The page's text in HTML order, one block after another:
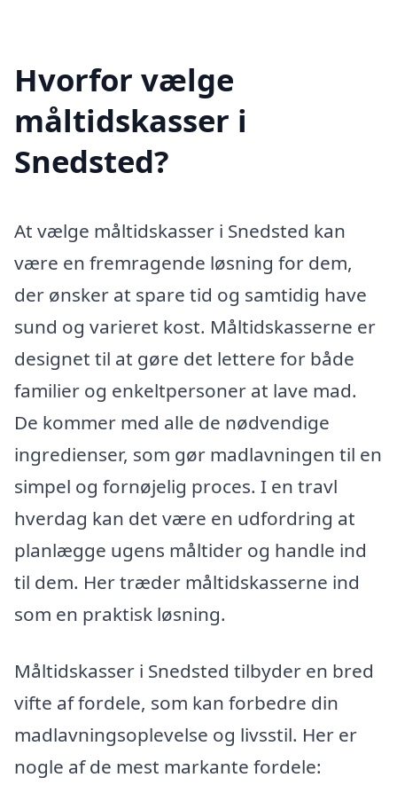
Hvorfor vælge
måltidskasser i
Snedsted?
At vælge måltidskasser i Snedsted kan
være en fremragende løsning for dem,
der ønsker at spare tid og samtidig have
sund og varieret kost. Måltidskasserne er
designet til at gøre det lettere for både
familier og enkeltpersoner at lave mad.
De kommer med alle de nødvendige
ingredienser, som gør madlavningen til en
simpel og fornøjelig proces. I en travl
hverdag kan det være en udfordring at
planlægge ugens måltider og handle ind
til dem. Her træder måltidskasserne ind
som en praktisk løsning.
Måltidskasser i Snedsted tilbyder en bred
vifte af fordele, som kan forbedre din
madlavningsoplevelse og livsstil. Her er
nogle af de mest markante fordele: